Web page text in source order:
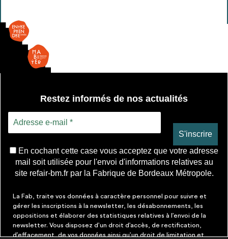
Restez informés de nos actualités
En cochant cette case vous acceptez que votre adresse
mail soit utilisée pour l'envoi d'informations relatives au
site refair-bm.fr par la Fabrique de Bordeaux Métropole.
La Fab, traite vos données à caractère personnel pour suivre et
gérer les inscriptions à la newsletter, les désabonnements, les
oppositions et élaborer des statistiques relatives à l’envoi de la
newsletter. Vous disposez d’un droit d’accès, de rectification,
d’effacement, de vos données ainsi qu’un droit de limitation et